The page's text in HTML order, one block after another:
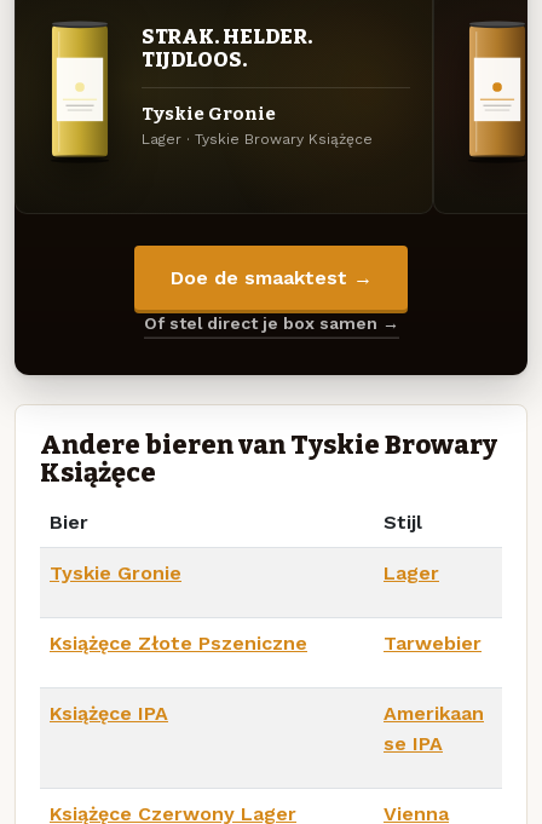
STRAK. HELDER.
TIJDLOOS.
Tyskie Gronie
Lager · Tyskie Browary Książęce
Doe de smaaktest →
Of stel direct je box samen →
Andere bieren van Tyskie Browary
Książęce
Bier Stijl
Tyskie Gronie Lager
Książęce Złote Pszeniczne Tarwebier
Książęce IPA
Amerikaan
se IPA
Książęce Czerwony Lager Vienna